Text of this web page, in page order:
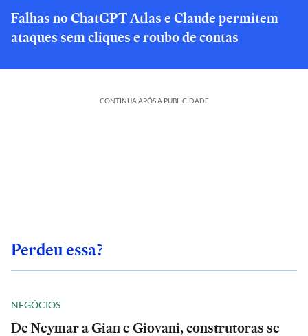
Falhas no ChatGPT Atlas e Claude permitem
ataques sem cliques e roubo de contas
CONTINUA APÓS A PUBLICIDADE
Perdeu essa?
NEGÓCIOS
De Neymar a Gian e Giovani, construtoras se